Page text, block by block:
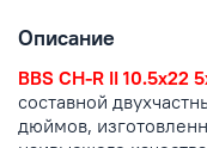
Описание
BBS CH-R II 10.5x22
составной
дюймов,